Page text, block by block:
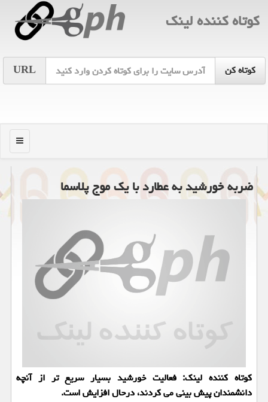
كوتاه كننده لینك
URL
منو
ضربه خورشید به عطارد با یک موج پلاسما
کوتاه کننده لینک: فعالیت خورشید بسیار سریع تر از آنچه
دانشمندان پیش بینی می کردند، درحال افزایش است.